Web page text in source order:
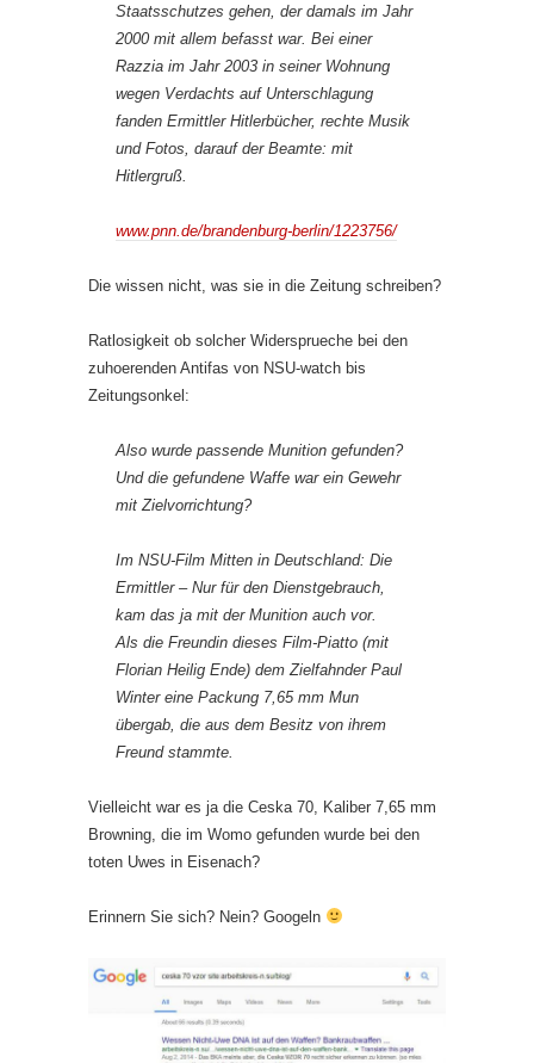
Staatsschutzes gehen, der damals im Jahr
2000 mit allem befasst war. Bei einer
Razzia im Jahr 2003 in seiner Wohnung
wegen Verdachts auf Unterschlagung
fanden Ermittler Hitlerbücher, rechte Musik
und Fotos, darauf der Beamte: mit
Hitlergruß.
www.pnn.de/brandenburg-berlin/1223756/
Die wissen nicht, was sie in die Zeitung schreiben?
Ratlosigkeit ob solcher Widersprueche bei den
zuhoerenden Antifas von NSU-watch bis
Zeitungsonkel:
Also wurde passende Munition gefunden?
Und die gefundene Waffe war ein Gewehr
mit Zielvorrichtung?
Im NSU-Film Mitten in Deutschland: Die
Ermittler – Nur für den Dienstgebrauch,
kam das ja mit der Munition auch vor.
Als die Freundin dieses Film-Piatto (mit
Florian Heilig Ende) dem Zielfahnder Paul
Winter eine Packung 7,65 mm Mun
übergab, die aus dem Besitz von ihrem
Freund stammte.
Vielleicht war es ja die Ceska 70, Kaliber 7,65 mm
Browning, die im Womo gefunden wurde bei den
toten Uwes in Eisenach?
Erinnern Sie sich? Nein? Googeln